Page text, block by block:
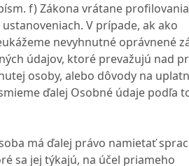
f) Zákona vrátane profilovania
V prípade, ak ako
nevyhnutné oprávnené
údajov, ktoré prevažujú nad
osoby, alebo dôvody na
ďalej Osobné údaje podľa
má ďalej právo namietať
sa jej týkajú, na účel priameho